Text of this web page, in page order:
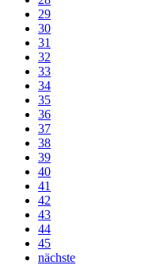
29
30
31
32
33
34
35
36
37
38
39
40
41
42
43
44
45
nächste